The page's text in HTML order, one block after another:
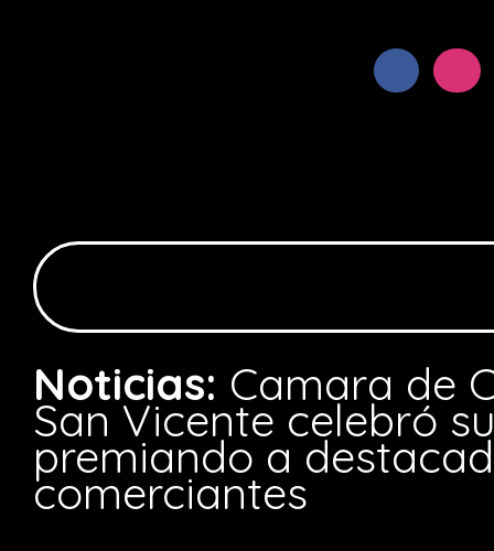
Noticias: Camara de
San Vicente celebró
premiando a
comerciantes